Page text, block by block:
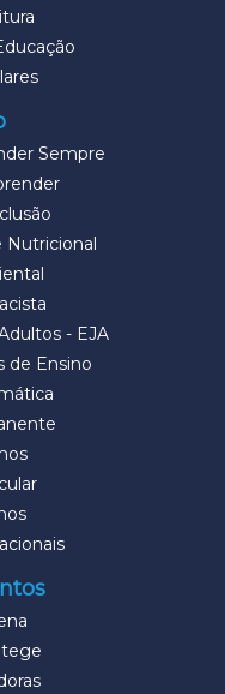
Sempre
Nutricional
- EJA
de Ensino